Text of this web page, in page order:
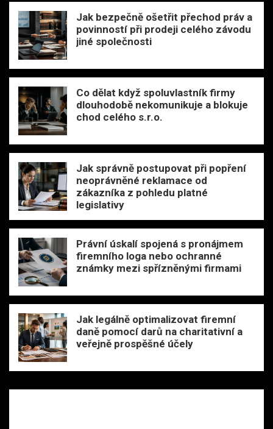
Jak bezpečně ošetřit přechod práv a
povinností při prodeji celého závodu
jiné společnosti
Co dělat když spoluvlastník firmy
dlouhodobě nekomunikuje a blokuje
chod celého s.r.o.
Jak správně postupovat při popření
neoprávněné reklamace od
zákazníka z pohledu platné
legislativy
Právní úskalí spojená s pronájmem
firemního loga nebo ochranné
známky mezi spřízněnými firmami
Jak legálně optimalizovat firemní
daně pomocí darů na charitativní a
veřejně prospěšné účely